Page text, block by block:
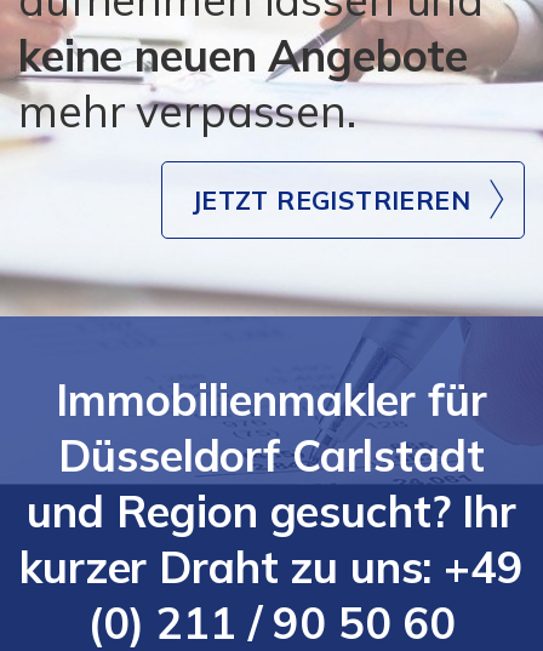
keine neuen Angebote
mehr verpassen.
JETZT REGISTRIEREN
Immobilienmakler für
Düsseldorf Carlstadt
und Region gesucht? Ihr
kurzer Draht zu uns: +49
(0) 211 / 90 50 60